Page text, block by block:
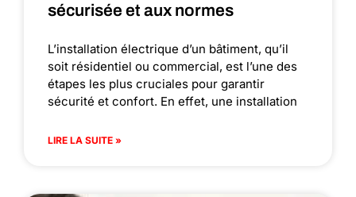
sécurisée et aux normes
L’installation électrique d’un bâtiment, qu’il
soit résidentiel ou commercial, est l’une des
étapes les plus cruciales pour garantir
sécurité et confort. En effet, une installation
LIRE LA SUITE »